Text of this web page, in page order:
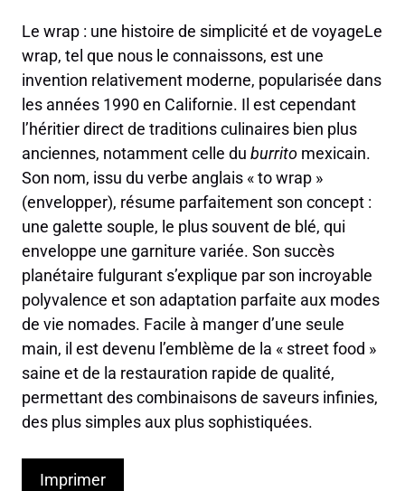
Le wrap : une histoire de simplicité et de voyageLe
wrap, tel que nous le connaissons, est une
invention relativement moderne, popularisée dans
les années 1990 en Californie. Il est cependant
l’héritier direct de traditions culinaires bien plus
anciennes, notamment celle du burrito mexicain.
Son nom, issu du verbe anglais « to wrap »
(envelopper), résume parfaitement son concept :
une galette souple, le plus souvent de blé, qui
enveloppe une garniture variée. Son succès
planétaire fulgurant s’explique par son incroyable
polyvalence et son adaptation parfaite aux modes
de vie nomades. Facile à manger d’une seule
main, il est devenu l’emblème de la « street food »
saine et de la restauration rapide de qualité,
permettant des combinaisons de saveurs infinies,
des plus simples aux plus sophistiquées.
Imprimer